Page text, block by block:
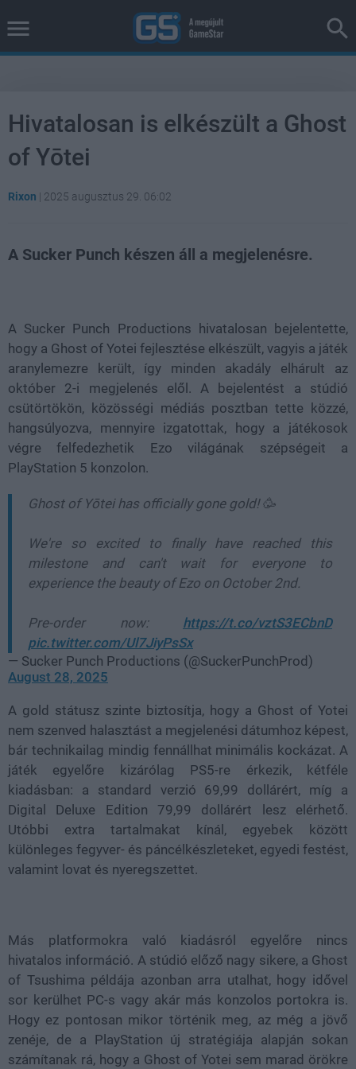
Hivatalosan is elkészült a Ghost
of Yōtei
Rixon | 2025 augusztus 29. 06:02
A Sucker Punch készen áll a megjelenésre.
A Sucker Punch Productions hivatalosan bejelentette,
hogy a Ghost of Yotei fejlesztése elkészült, vagyis a játék
aranylemezre került, így minden akadály elhárult az
október 2-i megjelenés elől. A bejelentést a stúdió
csütörtökön, közösségi médiás posztban tette közzé,
hangsúlyozva, mennyire izgatottak, hogy a játékosok
végre felfedezhetik Ezo világának szépségeit a
PlayStation 5 konzolon.
Ghost of Yōtei has officially gone gold! 🥳
We're so excited to finally have reached this
milestone and can't wait for everyone to
experience the beauty of Ezo on October 2nd.
Pre-order now: https://t.co/vztS3ECbnD
pic.twitter.com/Ul7JiyPsSx
— Sucker Punch Productions (@SuckerPunchProd)
August 28, 2025
A gold státusz szinte biztosítja, hogy a Ghost of Yotei
nem szenved halasztást a megjelenési dátumhoz képest,
bár technikailag mindig fennállhat minimális kockázat. A
játék egyelőre kizárólag PS5-re érkezik, kétféle
kiadásban: a standard verzió 69,99 dollárért, míg a
Digital Deluxe Edition 79,99 dollárért lesz elérhető.
Utóbbi extra tartalmakat kínál, egyebek között
különleges fegyver- és páncélkészleteket, egyedi festést,
valamint lovat és nyeregszettet.
Más platformokra való kiadásról egyelőre nincs
hivatalos információ. A stúdió előző nagy sikere, a Ghost
of Tsushima példája azonban arra utalhat, hogy idővel
sor kerülhet PC-s vagy akár más konzolos portokra is.
Hogy ez pontosan mikor történik meg, az még a jövő
zenéje, de a PlayStation új stratégiája alapján sokan
számítanak rá, hogy a Ghost of Yotei sem marad örökre